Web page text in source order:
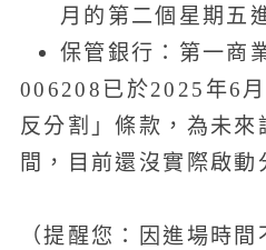
月的第二個星期五
保管銀行：第一商
006208已於2025年6
反分割」條款，為未
間，目前還沒實際啟動
（提醒您：因進場時